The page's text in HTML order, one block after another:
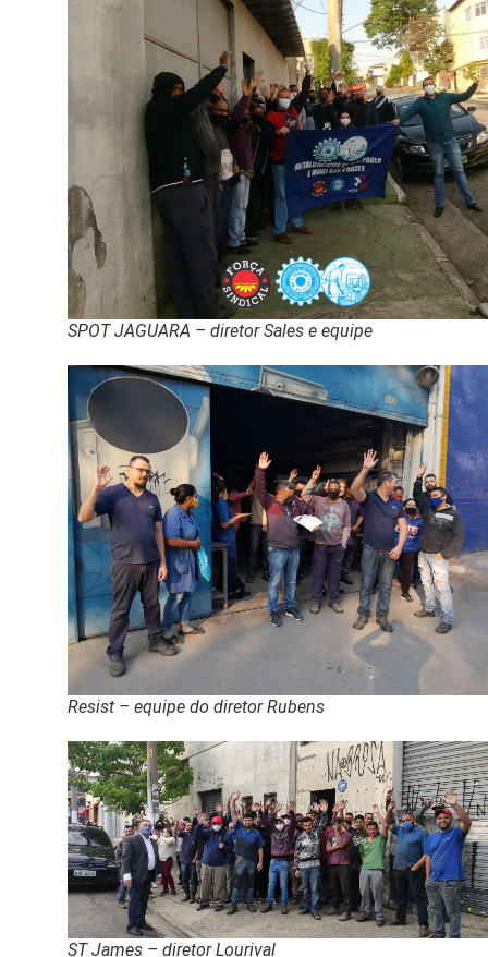
SPOT JAGUARA – diretor Sales e equipe
Resist – equipe do diretor Rubens
ST James – diretor Lourival